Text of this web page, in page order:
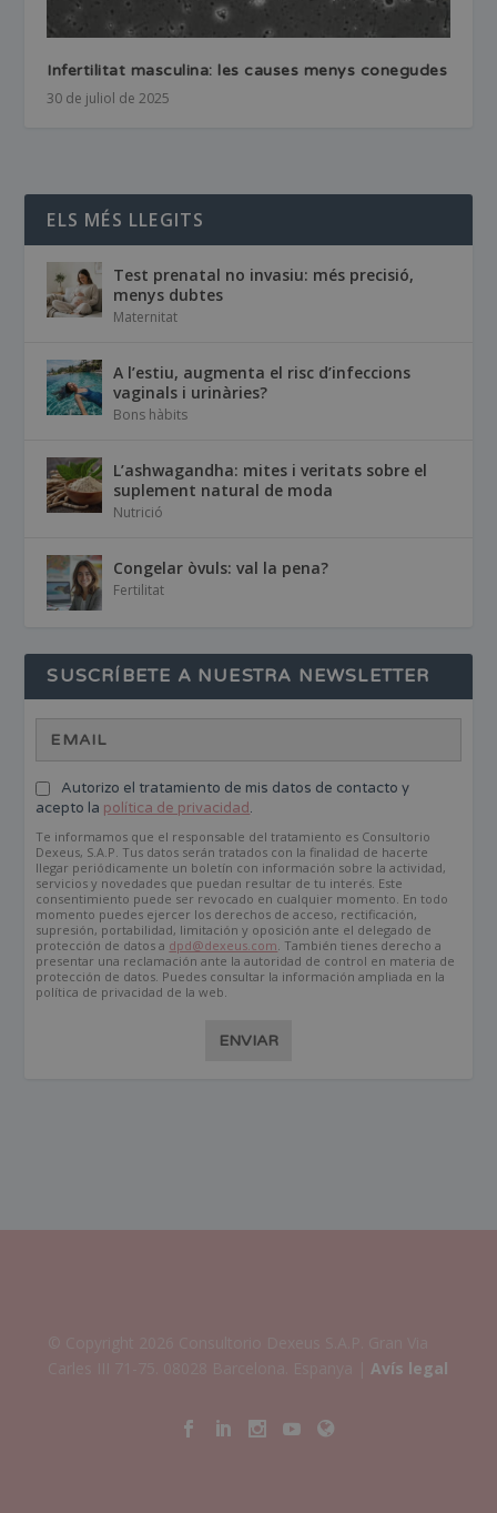
Infertilitat masculina: les causes menys conegudes
30 de juliol de 2025
ELS MÉS LLEGITS
Test prenatal no invasiu: més precisió,
menys dubtes
Maternitat
A l’estiu, augmenta el risc d’infeccions
vaginals i urinàries?
Bons hàbits
L’ashwagandha: mites i veritats sobre el
suplement natural de moda
Nutrició
Congelar òvuls: val la pena?
Fertilitat
SUSCRÍBETE A NUESTRA NEWSLETTER
Autorizo el tratamiento de mis datos de contacto y
acepto la política de privacidad.
Te informamos que el responsable del tratamiento es Consultorio
Dexeus, S.A.P. Tus datos serán tratados con la finalidad de hacerte
llegar periódicamente un boletín con información sobre la actividad,
servicios y novedades que puedan resultar de tu interés. Este
consentimiento puede ser revocado en cualquier momento. En todo
momento puedes ejercer los derechos de acceso, rectificación,
supresión, portabilidad, limitación y oposición ante el delegado de
protección de datos a dpd@dexeus.com. También tienes derecho a
presentar una reclamación ante la autoridad de control en materia de
protección de datos. Puedes consultar la información ampliada en la
política de privacidad de la web.
ENVIAR
Avís legal